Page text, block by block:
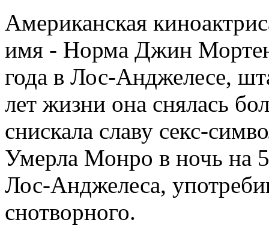
Американская
имя - Норма Джин
года в Лос-Анджелесе,
лет жизни она снялась
снискала славу секс-
Умерла Монро в ночь на 5
Лос-Анджелеса,
снотворного.